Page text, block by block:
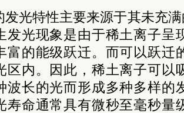
发光特性主要来源于其未充
发光现象是由于稀土离子呈
富的能级跃迁。而可以跃迁
区内。因此，稀土离子可以
波长的光而形成多种多样的
寿命通常具有微秒至毫秒量